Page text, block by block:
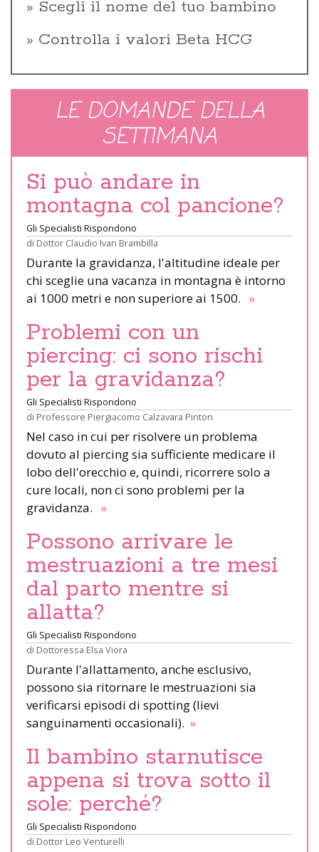
Scegli il nome del tuo bambino
Controlla i valori Beta HCG
LE DOMANDE DELLA
SETTIMANA
Si può andare in
montagna col pancione?
Gli Specialisti Rispondono
di Dottor Claudio Ivan Brambilla
Durante la gravidanza, l'altitudine ideale per
chi sceglie una vacanza in montagna è intorno
ai 1000 metri e non superiore ai 1500. »
Problemi con un
piercing: ci sono rischi
per la gravidanza?
Gli Specialisti Rispondono
di Professore Piergiacomo Calzavara Pinton
Nel caso in cui per risolvere un problema
dovuto al piercing sia sufficiente medicare il
lobo dell'orecchio e, quindi, ricorrere solo a
cure locali, non ci sono problemi per la
gravidanza. »
Possono arrivare le
mestruazioni a tre mesi
dal parto mentre si
allatta?
Gli Specialisti Rispondono
di Dottoressa Elsa Viora
Durante l'allattamento, anche esclusivo,
possono sia ritornare le mestruazioni sia
verificarsi episodi di spotting (lievi
sanguinamenti occasionali). »
Il bambino starnutisce
appena si trova sotto il
sole: perché?
Gli Specialisti Rispondono
di Dottor Leo Venturelli